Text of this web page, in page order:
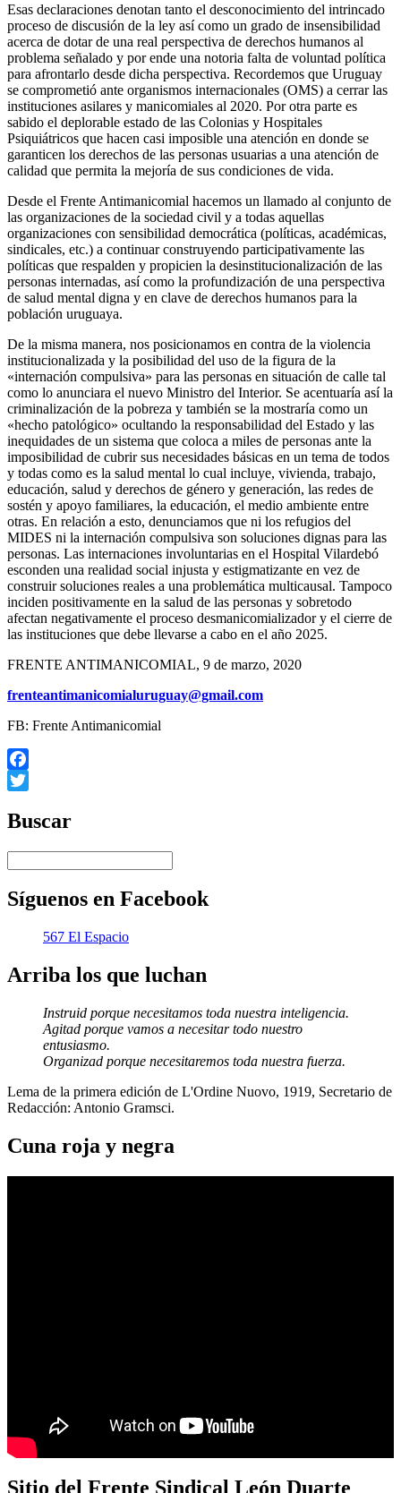
Esas declaraciones denotan tanto el desconocimiento del intrincado
proceso de discusión de la ley así como un grado de insensibilidad
acerca de dotar de una real perspectiva de derechos humanos al
problema señalado y por ende una notoria falta de voluntad política
para afrontarlo desde dicha perspectiva. Recordemos que Uruguay
se comprometió ante organismos internacionales (OMS) a cerrar las
instituciones asilares y manicomiales al 2020. Por otra parte es
sabido el deplorable estado de las Colonias y Hospitales
Psiquiátricos que hacen casi imposible una atención en donde se
garanticen los derechos de las personas usuarias a una atención de
calidad que permita la mejoría de sus condiciones de vida.
Desde el Frente Antimanicomial hacemos un llamado al conjunto de
las organizaciones de la sociedad civil y a todas aquellas
organizaciones con sensibilidad democrática (políticas, académicas,
sindicales, etc.) a continuar construyendo participativamente las
políticas que respalden y propicien la desinstitucionalización de las
personas internadas, así como la profundización de una perspectiva
de salud mental digna y en clave de derechos humanos para la
población uruguaya.
De la misma manera, nos posicionamos en contra de la violencia
institucionalizada y la posibilidad del uso de la figura de la
«internación compulsiva» para las personas en situación de calle tal
como lo anunciara el nuevo Ministro del Interior. Se acentuaría así la
criminalización de la pobreza y también se la mostraría como un
«hecho patológico» ocultando la responsabilidad del Estado y las
inequidades de un sistema que coloca a miles de personas ante la
imposibilidad de cubrir sus necesidades básicas en un tema de todos
y todas como es la salud mental lo cual incluye, vivienda, trabajo,
educación, salud y derechos de género y generación, las redes de
sostén y apoyo familiares, la educación, el medio ambiente entre
otras. En relación a esto, denunciamos que ni los refugios del
MIDES ni la internación compulsiva son soluciones dignas para las
personas. Las internaciones involuntarias en el Hospital Vilardebó
esconden una realidad social injusta y estigmatizante en vez de
construir soluciones reales a una problemática multicausal. Tampoco
inciden positivamente en la salud de las personas y sobretodo
afectan negativamente el proceso desmanicomializador y el cierre de
las instituciones que debe llevarse a cabo en el año 2025.
FRENTE ANTIMANICOMIAL, 9 de marzo, 2020
frenteantimanicomialuruguay@gmail.com
FB: Frente Antimanicomial
Facebook
Buscar
Síguenos en Facebook
567 El Espacio
Arriba los que luchan
Instruid porque necesitamos toda nuestra inteligencia.
Agitad porque vamos a necesitar todo nuestro
entusiasmo.
Organizad porque necesitaremos toda nuestra fuerza.
Lema de la primera edición de L'Ordine Nuovo, 1919, Secretario de
Redacción: Antonio Gramsci.
Cuna roja y negra
Sitio del Frente Sindical León Duarte